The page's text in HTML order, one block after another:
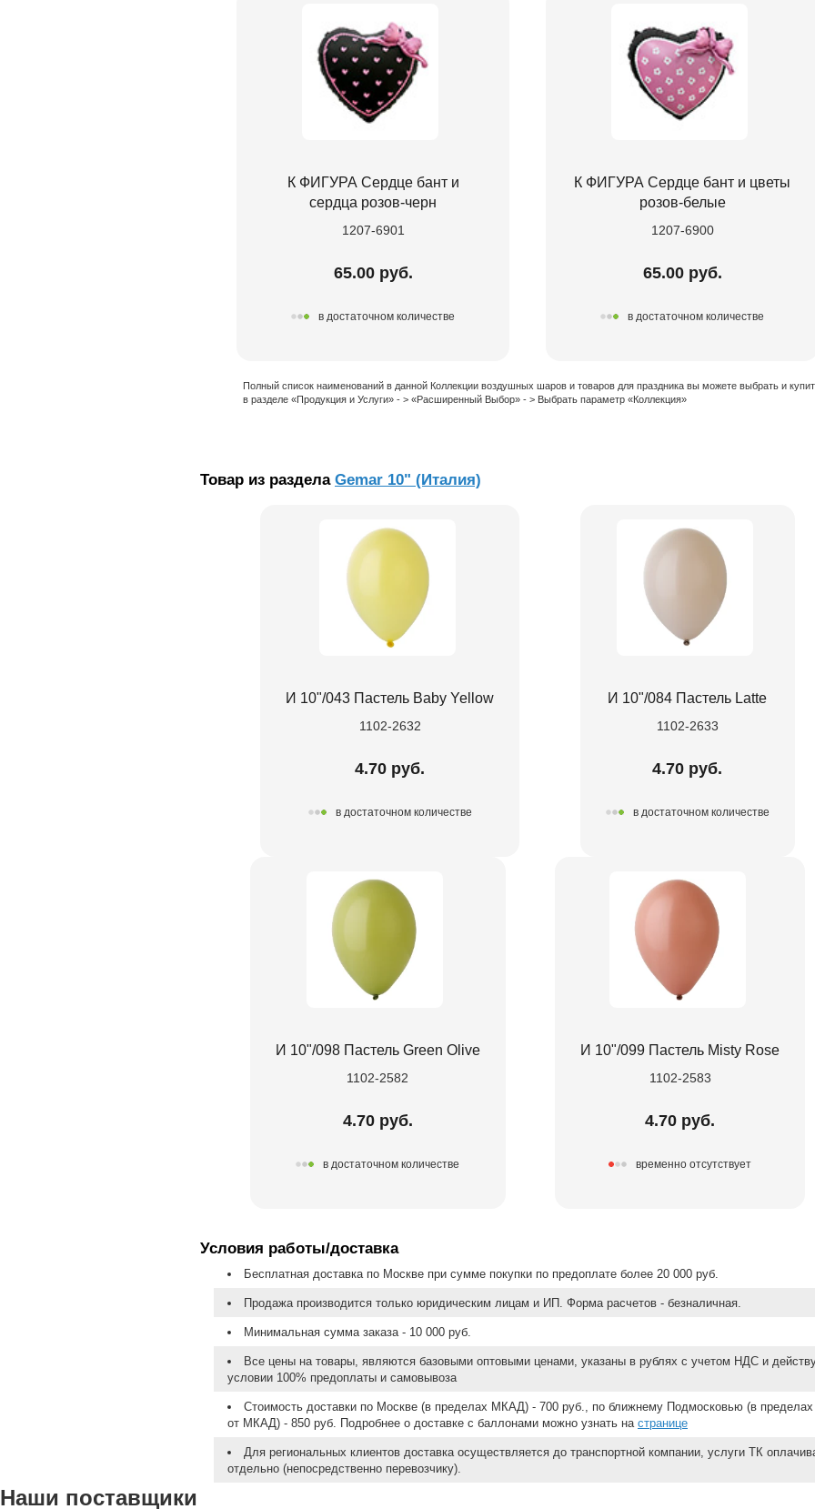
К ФИГУРА Сердце бант и
сердца розов-черн
1207-6901
65.00 руб.
в достаточном количестве
К ФИГУРА Сердце бант и цветы
розов-белые
1207-6900
65.00 руб.
в достаточном количестве
Полный список наименований в данной Коллекции воздушных шаров и товаров для праздника вы можете выбрать и
в разделе «Продукция и Услуги» - > «Расширенный Выбор» - > Выбрать параметр «Коллекция»
Товар из раздела Gemar 10" (Италия)
И 10"/043 Пастель Baby Yellow
1102-2632
4.70 руб.
в достаточном количестве
И 10"/084 Пастель Latte
1102-2633
4.70 руб.
в достаточном количестве
И 10"/098 Пастель Green Olive
1102-2582
4.70 руб.
в достаточном количестве
И 10"/099 Пастель Misty Rose
1102-2583
4.70 руб.
временно отсутствует
Условия работы/доставка
Бесплатная доставка по Москве при сумме покупки по предоплате более 20 000 руб.
Продажа производится только юридическим лицам и ИП. Форма расчетов - безналичная.
Минимальная сумма заказа - 10 000 руб.
Все цены на товары, являются базовыми оптовыми ценами, указаны в рублях с учетом НДС и
условии 100% предоплаты и самовывоза
Стоимость доставки по Москве (в пределах МКАД) - 700 руб., по ближнему Подмосковью (в пределах
от МКАД) - 850 руб. Подробнее о доставке с баллонами можно узнать на странице
Для региональных клиентов доставка осуществляется до транспортной компании, услуги ТК
отдельно (непосредственно перевозчику).
Наши поставщики